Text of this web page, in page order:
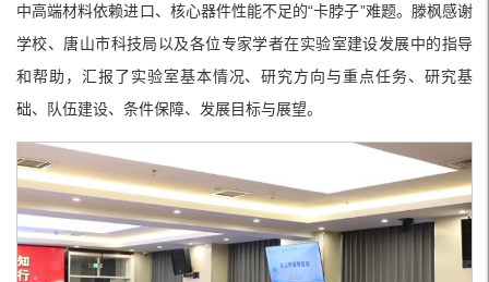
中高端材料依赖进口、核心器件性能不足的“卡脖子”难题。滕枫感谢
学校、唐山市科技局以及各位专家学者在实验室建设发展中的指导
和帮助，汇报了实验室基本情况、研究方向与重点任务、研究基
础、队伍建设、条件保障、发展目标与展望。